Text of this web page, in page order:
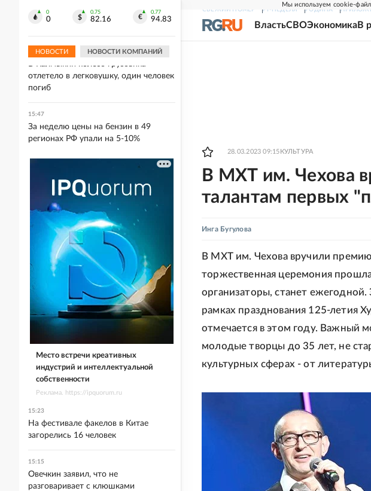
Мы используем cookie-
СВЕЖИЙ НОМЕР РГ-НЕДЕЛЯ РОДИНА
ВластьСВОЭкономикаВ
28.03.2023 09:15 КУЛЬТУРА
В МХТ им. Чехова
талантам первых
Инга Бугулова
В МХТ им. Чехова вручили
торжественная церемония
организаторы, станет
рамках празднования 125-летия
отмечается в этом году. Важный
молодые творцы до 35 лет, не
культурных сферах - от
0
0
0.75
82.16
0.77
94.83
НОВОСТИ НОВОСТИ КОМПАНИЙ
многотысячной демонстрации
15:49
В Калмыкии колесо грузовика
отлетело в легковушку, один человек
погиб
15:47
За неделю цены на бензин в 49
регионах РФ упали на 5-10%
Место встречи креативных
индустрий и интеллектуальной
собственности
Реклама. https://ipquorum.ru
15:23
На фестивале факелов в Китае
загорелись 16 человек
15:15
Овечкин заявил, что не
разговаривает с клюшками